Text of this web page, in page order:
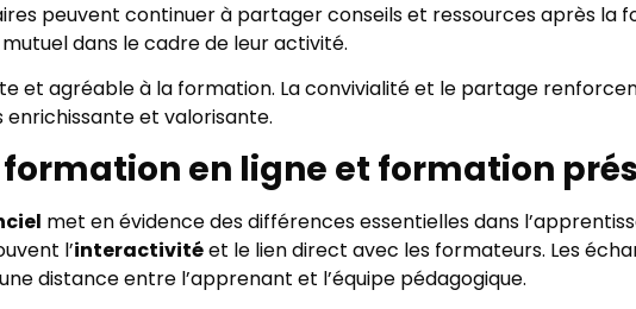
peuvent continuer à partager conseils et ressources après la
dans le cadre de leur activité.
et agréable à la formation. La convivialité et le partage
et valorisante.
formation en ligne et formation
met en évidence des différences essentielles dans
l’interactivitéet le lien direct avec les formateurs. Les
distance entre l’apprenant et l’équipe pédagogique.